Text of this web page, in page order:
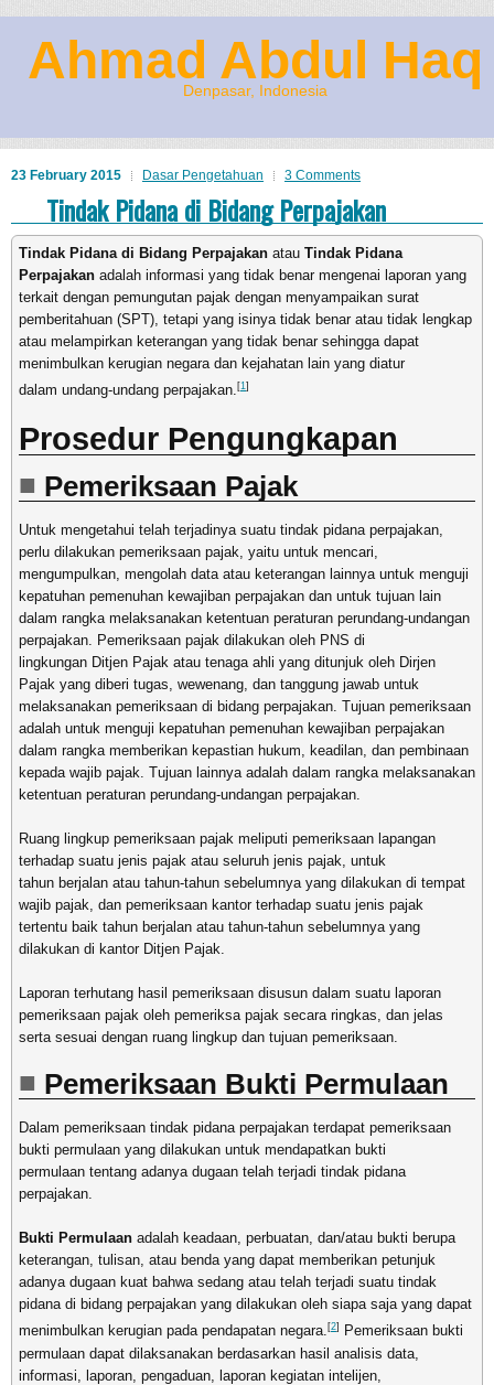
Ahmad Abdul Haq
Denpasar, Indonesia
23 February 2015 Dasar Pengetahuan 3 Comments
Tindak Pidana di Bidang Perpajakan
Tindak Pidana di Bidang Perpajakan atau Tindak Pidana
Perpajakan adalah informasi yang tidak benar mengenai laporan yang
terkait dengan pemungutan pajak dengan menyampaikan surat
pemberitahuan (SPT), tetapi yang isinya tidak benar atau tidak lengkap
atau melampirkan keterangan yang tidak benar sehingga dapat
menimbulkan kerugian negara dan kejahatan lain yang diatur
dalam undang-undang perpajakan. [1]
Prosedur Pengungkapan
Pemeriksaan Pajak
Untuk mengetahui telah terjadinya suatu tindak pidana perpajakan,
perlu dilakukan pemeriksaan pajak, yaitu untuk mencari,
mengumpulkan, mengolah data atau keterangan lainnya untuk menguji
kepatuhan pemenuhan kewajiban perpajakan dan untuk tujuan lain
dalam rangka melaksanakan ketentuan peraturan perundang-undangan
perpajakan. Pemeriksaan pajak dilakukan oleh PNS di
lingkungan Ditjen Pajak atau tenaga ahli yang ditunjuk oleh Dirjen
Pajak yang diberi tugas, wewenang, dan tanggung jawab untuk
melaksanakan pemeriksaan di bidang perpajakan. Tujuan pemeriksaan
adalah untuk menguji kepatuhan pemenuhan kewajiban perpajakan
dalam rangka memberikan kepastian hukum, keadilan, dan pembinaan
kepada wajib pajak. Tujuan lainnya adalah dalam rangka melaksanakan
ketentuan peraturan perundang-undangan perpajakan.
Ruang lingkup pemeriksaan pajak meliputi pemeriksaan lapangan
terhadap suatu jenis pajak atau seluruh jenis pajak, untuk
tahun berjalan atau tahun-tahun sebelumnya yang dilakukan di tempat
wajib pajak, dan pemeriksaan kantor terhadap suatu jenis pajak
tertentu baik tahun berjalan atau tahun-tahun sebelumnya yang
dilakukan di kantor Ditjen Pajak.
Laporan terhutang hasil pemeriksaan disusun dalam suatu laporan
pemeriksaan pajak oleh pemeriksa pajak secara ringkas, dan jelas
serta sesuai dengan ruang lingkup dan tujuan pemeriksaan.
Pemeriksaan Bukti Permulaan
Dalam pemeriksaan tindak pidana perpajakan terdapat pemeriksaan
bukti permulaan yang dilakukan untuk mendapatkan bukti
permulaan tentang adanya dugaan telah terjadi tindak pidana
perpajakan.
Bukti Permulaan adalah keadaan, perbuatan, dan/atau bukti berupa
keterangan, tulisan, atau benda yang dapat memberikan petunjuk
adanya dugaan kuat bahwa sedang atau telah terjadi suatu tindak
pidana di bidang perpajakan yang dilakukan oleh siapa saja yang dapat
menimbulkan kerugian pada pendapatan negara. [2]
Pemeriksaan bukti
permulaan dapat dilaksanakan berdasarkan hasil analisis data,
informasi, laporan, pengaduan, laporan kegiatan intelijen,